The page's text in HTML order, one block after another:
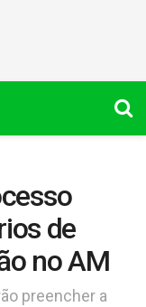
de
no AM
preencher a